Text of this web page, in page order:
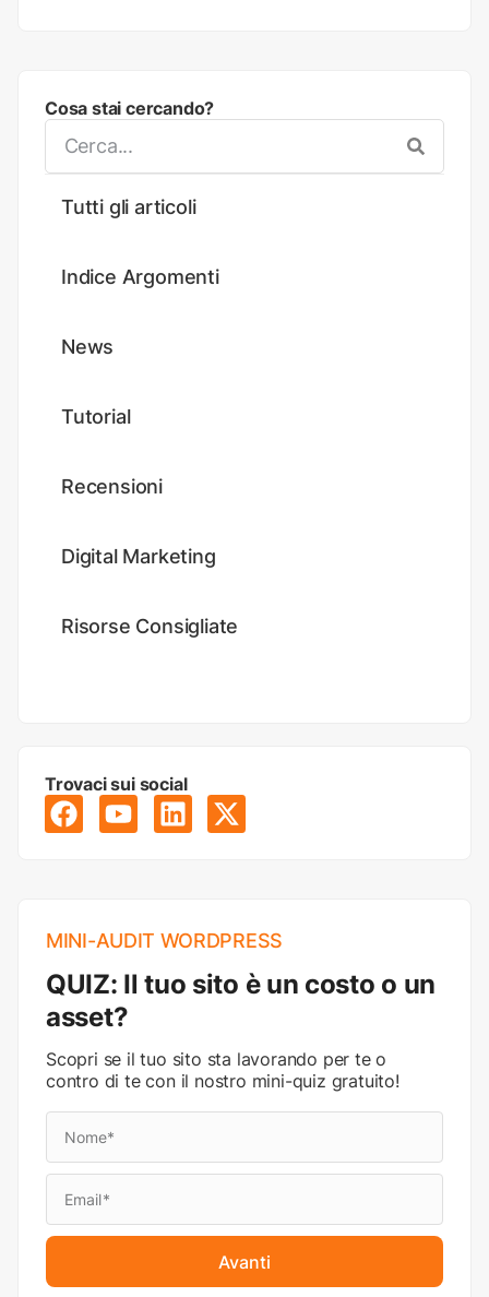
Cosa stai cercando?
Tutti gli articoli
Indice Argomenti
News
Tutorial
Recensioni
Digital Marketing
Risorse Consigliate
Trovaci sui social
MINI-AUDIT WORDPRESS
QUIZ: Il tuo sito è un costo o un
asset?
Scopri se il tuo sito sta lavorando per te o
contro di te con il nostro mini-quiz gratuito!
Avanti